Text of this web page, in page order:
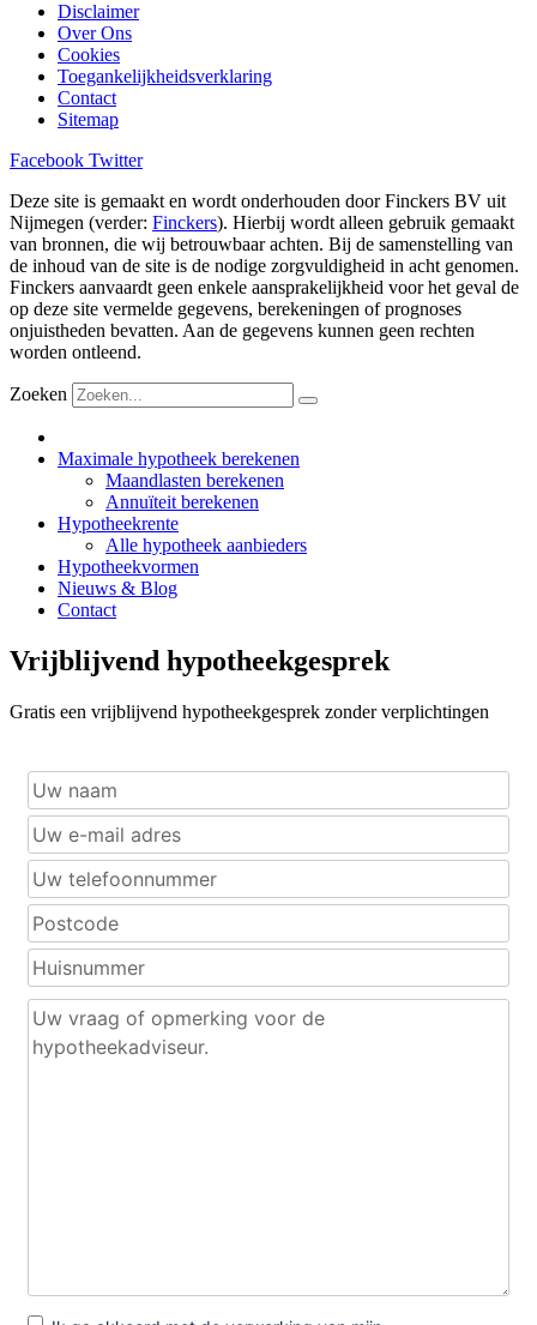
Disclaimer
Over Ons
Cookies
Toegankelijkheidsverklaring
Contact
Sitemap
Facebook Twitter
Deze site is gemaakt en wordt onderhouden door Finckers BV uit
Nijmegen (verder: Finckers). Hierbij wordt alleen gebruik gemaakt
van bronnen, die wij betrouwbaar achten. Bij de samenstelling van
de inhoud van de site is de nodige zorgvuldigheid in acht genomen.
Finckers aanvaardt geen enkele aansprakelijkheid voor het geval de
op deze site vermelde gegevens, berekeningen of prognoses
onjuistheden bevatten. Aan de gegevens kunnen geen rechten
worden ontleend.
Zoeken
Maximale hypotheek berekenen
Maandlasten berekenen
Annuïteit berekenen
Hypotheekrente
Alle hypotheek aanbieders
Hypotheekvormen
Nieuws & Blog
Contact
Vrijblijvend hypotheekgesprek
Gratis een vrijblijvend hypotheekgesprek zonder verplichtingen